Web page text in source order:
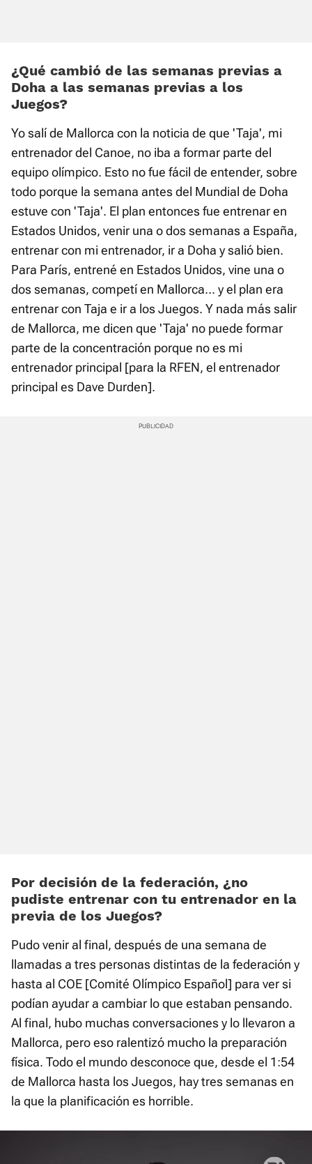
¿Qué cambió de las semanas previas a
Doha a las semanas previas a los
Juegos?
Yo salí de Mallorca con la noticia de que 'Taja', mi
entrenador del Canoe, no iba a formar parte del
equipo olímpico. Esto no fue fácil de entender, sobre
todo porque la semana antes del Mundial de Doha
estuve con 'Taja'. El plan entonces fue entrenar en
Estados Unidos, venir una o dos semanas a España,
entrenar con mi entrenador, ir a Doha y salió bien.
Para París, entrené en Estados Unidos, vine una o
dos semanas, competí en Mallorca... y el plan era
entrenar con Taja e ir a los Juegos. Y nada más salir
de Mallorca, me dicen que 'Taja' no puede formar
parte de la concentración porque no es mi
entrenador principal [para la RFEN, el entrenador
principal es Dave Durden].
Por decisión de la federación, ¿no
pudiste entrenar con tu entrenador en la
previa de los Juegos?
Pudo venir al final, después de una semana de
llamadas a tres personas distintas de la federación y
hasta al COE [Comité Olímpico Español] para ver si
podían ayudar a cambiar lo que estaban pensando.
Al final, hubo muchas conversaciones y lo llevaron a
Mallorca, pero eso ralentizó mucho la preparación
física. Todo el mundo desconoce que, desde el 1:54
de Mallorca hasta los Juegos, hay tres semanas en
la que la planificación es horrible.